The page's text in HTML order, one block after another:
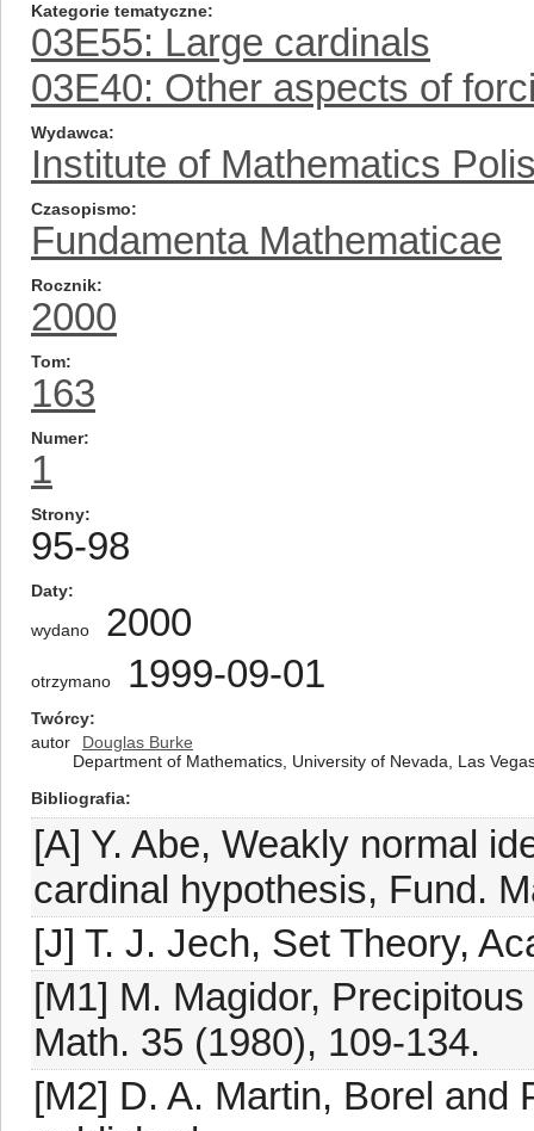
Kategorie tematyczne
03E55: Large cardinals
03E40: Other aspects of
Wydawca
Institute of Mathematics
Czasopismo
Fundamenta Mathematicae
Rocznik
2000
Tom
163
Numer
1
Strony
95-98
Daty
wydano 2000
otrzymano 1999-09-01
Twórcy
autor
Douglas Burke
Department of Mathematics, University of Nevada, Las
Bibliografia
[A] Y. Abe, Weakly normal
cardinal hypothesis, Fund.
[J] T. J. Jech, Set Theory,
[M1] M. Magidor,
Math. 35 (1980), 109-134.
[M2] D. A. Martin, Borel and